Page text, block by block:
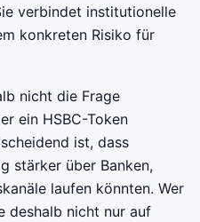
verbindet institutionelle
konkreten Risiko für
nicht die Frage
ein HSBC-Token
ist, dass
stärker über Banken,
laufen könnten. Wer
deshalb nicht nur auf